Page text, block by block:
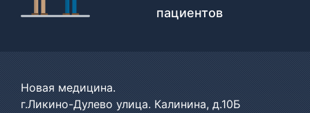
пациентов
Новая медицина.
г.Ликино-Дулево улица. Калинина, д.10Б